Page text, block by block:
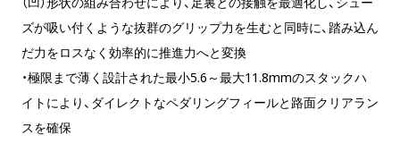
ズが吸い付くような抜群のグリップ力を生むと同時に、踏み込ん
だ力をロスなく効率的に推進力へと変換
・極限まで薄く設計された最小5.6～最大11.8mmのスタックハ
イトにより、ダイレクトなペダリングフィールと路面クリアラン
スを確保